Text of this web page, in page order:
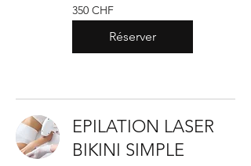
350
francs
suisses
350 CHF
Réserver
EPILATION LASER
BIKINI SIMPLE